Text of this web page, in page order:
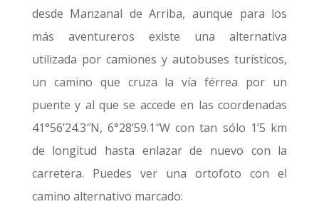
desde Manzanal de Arriba, aunque para los
más aventureros existe una alternativa
utilizada por camiones y autobuses turísticos,
un camino que cruza la vía férrea por un
puente y al que se accede en las coordenadas
41°56’24.3″N, 6°28’59.1″W con tan sólo 1’5 km
de longitud hasta enlazar de nuevo con la
carretera. Puedes ver una ortofoto con el
camino alternativo marcado: